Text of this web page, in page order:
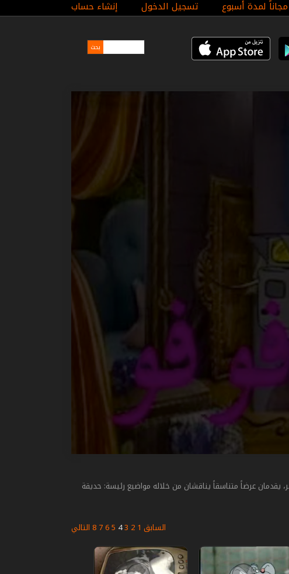
لمدة أسبوع تسجيل الدخول إنشاء حساب
يقدمان عرضاً متناسقاً يناقشان من خلاله مواضيع رئيسة: حديقة
السابق 1
2
3
4
5
6
7
8 التالي